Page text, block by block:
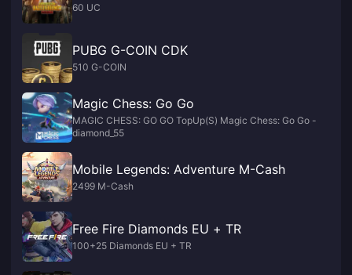
60 UC
PUBG G-COIN CDK
510 G-COIN
Magic Chess: Go Go
MAGIC CHESS: GO GO TopUp(S) Magic Chess: Go Go -
diamond_55
Mobile Legends: Adventure M-Cash
2499 M-Cash
Free Fire Diamonds EU + TR
100+25 Diamonds EU + TR